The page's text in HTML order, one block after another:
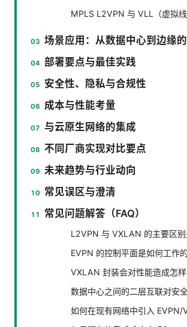
MPLS L2VPN 与 VLL（虚拟线
场景应用：从数据中心到边缘
部署要点与最佳实践
安全性、隐私与合规性
成本与性能考量
与云原生网络的集成
不同厂商实现对比要点
未来趋势与行业动向
常见误区与澄清
常见问题解答（FAQ）
L2VPN 与 VXLAN 的主要区别
EVPN 的控制平面是如何工作的
VXLAN 封装会对性能造成怎样
数据中心之间的二层互联对安
如何在现有网络中引入 EVPN/